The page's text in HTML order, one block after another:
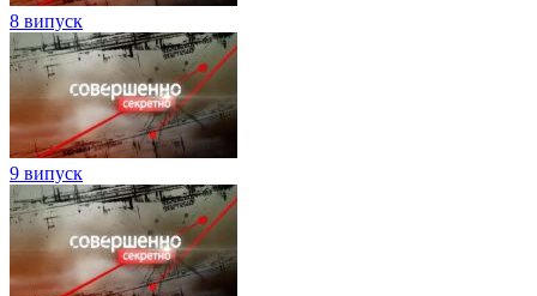
8 випуск
9 випуск